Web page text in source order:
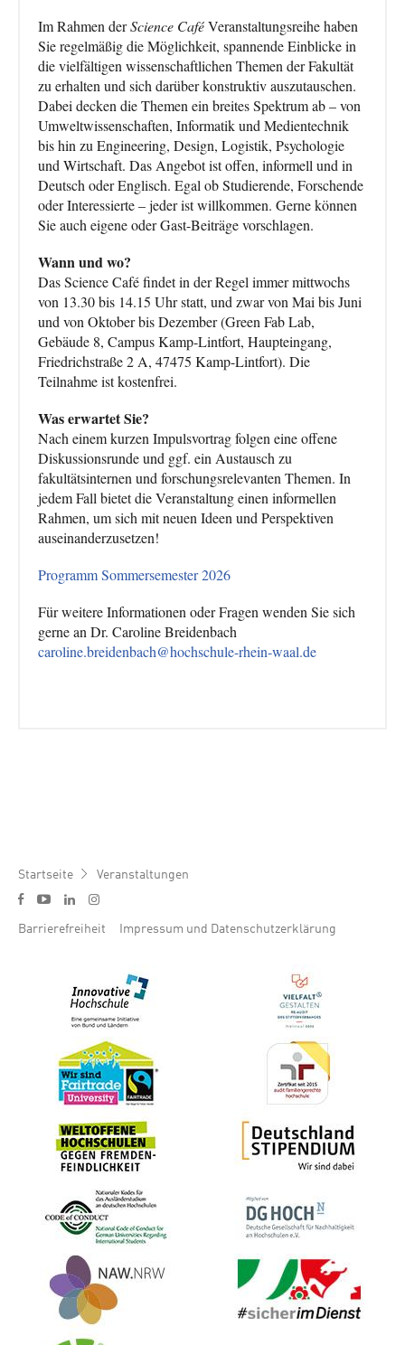
Im Rahmen derScience CaféVeranstaltungsreihe haben
Sie regelmäßig die Möglichkeit, spannende Einblicke in
die vielfältigen wissenschaftlichen Themen der Fakultät
zu erhalten und sich darüber konstruktiv auszutauschen.
Dabei decken die Themen ein breites Spektrum ab – von
Umweltwissenschaften, Informatik und Medientechnik
bis hin zu Engineering, Design, Logistik, Psychologie
und Wirtschaft. Das Angebot ist offen, informell und in
Deutsch oder Englisch. Egal ob Studierende, Forschende
oder Interessierte – jeder ist willkommen. Gerne können
Sie auch eigene oder Gast-Beiträge vorschlagen.
Wann und wo?
Das Science Café findet in der Regel immer mittwochs
von 13.30 bis 14.15 Uhr statt, und zwar von Mai bis Juni
und von Oktober bis Dezember (Green Fab Lab,
Gebäude 8, Campus Kamp-Lintfort, Haupteingang,
Friedrichstraße 2 A, 47475 Kamp-Lintfort). Die
Teilnahme ist kostenfrei.
Was erwartet Sie?
Nach einem kurzen Impulsvortrag folgen eine offene
Diskussionsrunde und ggf. ein Austausch zu
fakultätsinternen und forschungsrelevanten Themen. In
jedem Fall bietet die Veranstaltung einen informellen
Rahmen, um sich mit neuen Ideen und Perspektiven
auseinanderzusetzen!
Programm Sommersemester 2026
Für weitere Informationen oder Fragen wenden Sie sich
gerne an Dr. Caroline Breidenbach
caroline.breidenbach@hochschule-rhein-waal.de
Pfadnavigation
Startseite Veranstaltungen
Social media menu
f y l i
Footer menu
Barrierefreiheit Impressum und Datenschutzerklärung